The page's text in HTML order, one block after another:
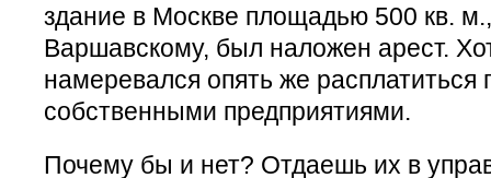
здание в Москве площадью 500 кв.
Варшавскому, был наложен арест.
намеревался опять же расплатиться
собственными предприятиями.
Почему бы и нет? Отдаешь их в